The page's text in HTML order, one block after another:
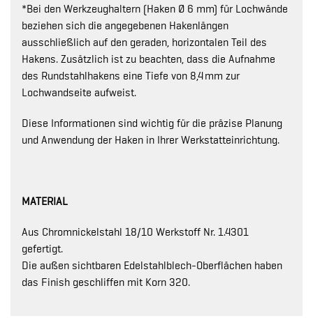
*Bei den Werkzeughaltern (Haken Ø 6 mm) für Lochwände
beziehen sich die angegebenen Hakenlängen
ausschließlich auf den geraden, horizontalen Teil des
Hakens. Zusätzlich ist zu beachten, dass die Aufnahme
des Rundstahlhakens eine Tiefe von 8,4 mm zur
Lochwandseite aufweist.
Diese Informationen sind wichtig für die präzise Planung
und Anwendung der Haken in Ihrer Werkstatteinrichtung.
MATERIAL
Aus Chromnickelstahl 18/10 Werkstoff Nr. 1.4301
gefertigt.
Die außen sichtbaren Edelstahlblech-Oberflächen haben
das Finish geschliffen mit Korn 320.